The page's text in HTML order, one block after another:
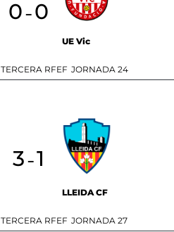
0-0
UE Vic
TERCERA RFEF JORNADA 24
3-1
LLEIDA CF
TERCERA RFEF JORNADA 27